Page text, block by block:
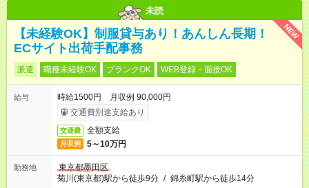
未読
NEW
【未経験OK】制服貸与あり！あんしん長期！
ECサイト出荷手配事務
派遣 職種未経験OK ブランクOK WEB登録・面接OK
給与
時給1500円 月収例 90,000円
交通費別途支給あり
交通費 全額支給
月収例 5～10万円
勤務地
東京都墨田区
菊川(東京都)駅から徒歩9分 / 錦糸町駅から徒歩14分